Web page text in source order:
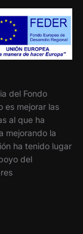
del Fondo
es mejorar las
al que ha
mejorando la
ha tenido lugar
del